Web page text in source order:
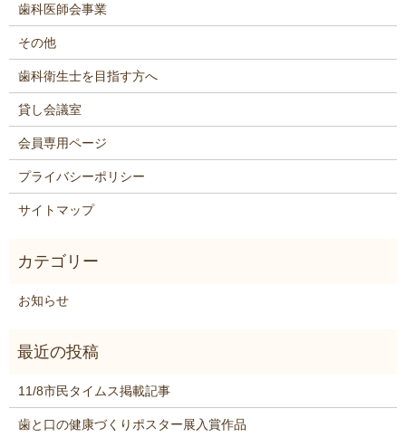
歯科医師会事業
その他
歯科衛生士を目指す方へ
貸し会議室
会員専用ページ
プライバシーポリシー
サイトマップ
お知らせ
11/8市民タイムス掲載記事
歯と口の健康づくりポスター展入賞作品